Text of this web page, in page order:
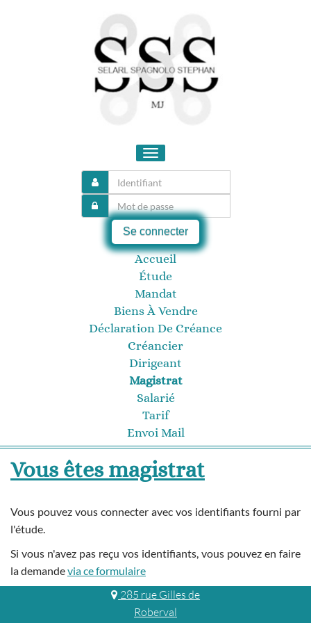
Toggle
navigation
Se connecter
Accueil
Étude
Mandat
Biens À Vendre
Déclaration De Créance
Créancier
Dirigeant
Magistrat
Salarié
Tarif
Envoi Mail
Vous êtes magistrat
Vous pouvez vous connecter avec vos identifiants fourni par
l'étude.
Si vous n'avez pas reçu vos identifiants, vous pouvez en faire
la demandevia ce formulaire
285 rue Gilles de
Roberval